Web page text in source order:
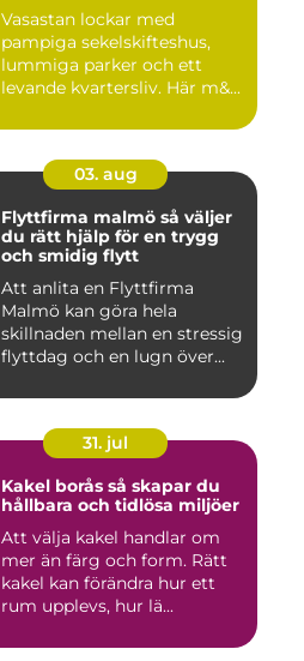
Vasastan lockar med
pampiga sekelskifteshus,
lummiga parker och ett
levande kvartersliv. Här m&...
03. aug
Flyttfirma malmö så väljer
du rätt hjälp för en trygg
och smidig flytt
Att anlita en Flyttfirma
Malmö kan göra hela
skillnaden mellan en stressig
flyttdag och en lugn över...
31. jul
Kakel borås så skapar du
hållbara och tidlösa miljöer
Att välja kakel handlar om
mer än färg och form. Rätt
kakel kan förändra hur ett
rum upplevs, hur lä...